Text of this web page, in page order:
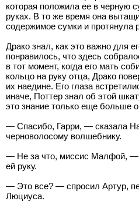
которая положила ее в черную
руках. В то же время она
содержимое сумки и протянула
Драко знал, как это важно для
понравилось, что здесь
в тот момент, когда его мать
кольцо на руку отца, Драко
их наедине. Его глаза
иначе, Поттер знал об этой
это знание только еще больше
— Спасибо, Гарри, — сказала
черноволосому волшебнику.
— Не за что, миссис Малфой, —
ей руку.
— Это все? — спросил Артур,
Люциуса.